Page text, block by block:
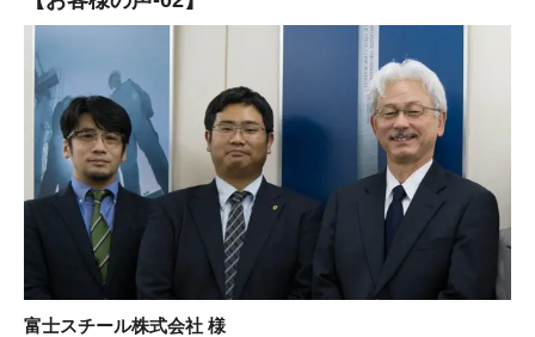
富士スチール株式会社 様